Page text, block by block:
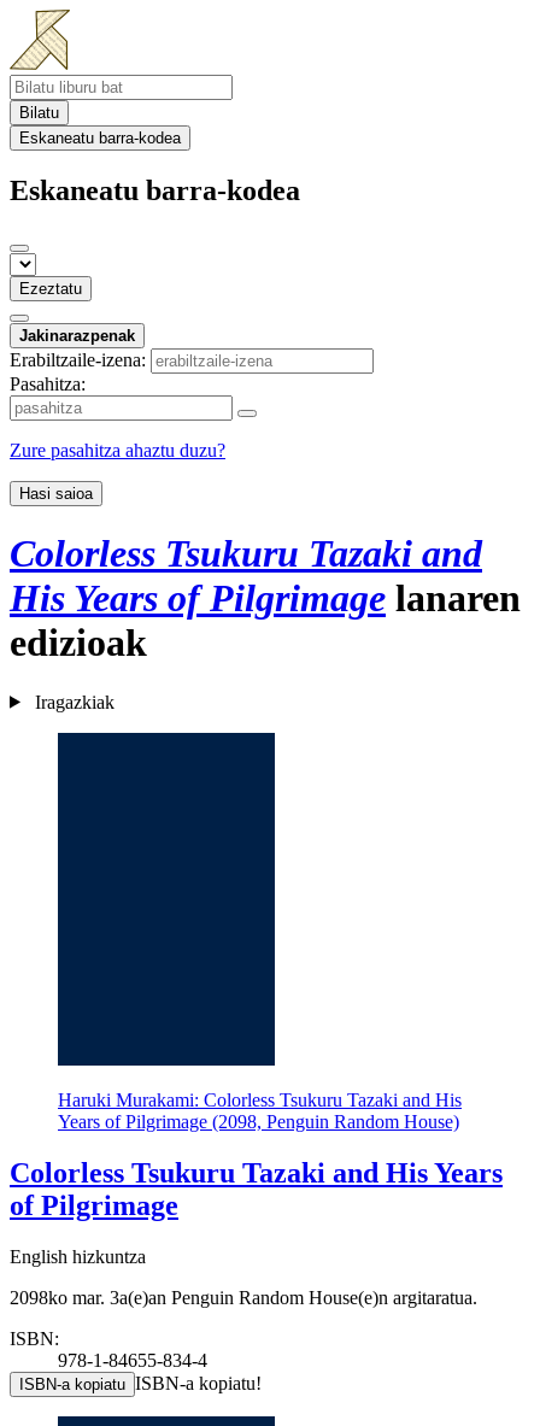
Bilatu
Eskaneatu barra-kodea
Eskaneatu barra-kodea
Ezeztatu
Jakinarazpenak
Erabiltzaile-izena:
Pasahitza:
Zure pasahitza ahaztu duzu?
Hasi saioa
Colorless Tsukuru Tazaki and
His Years of Pilgrimage lanaren
edizioak
Iragazkiak
Haruki Murakami: Colorless Tsukuru Tazaki and His
Years of Pilgrimage (2098, Penguin Random House)
Colorless Tsukuru Tazaki and His Years
of Pilgrimage
English hizkuntza
2098ko mar. 3a(e)an Penguin Random House(e)n argitaratua.
ISBN:
978-1-84655-834-4
ISBN-a kopiatu ISBN-a kopiatu!